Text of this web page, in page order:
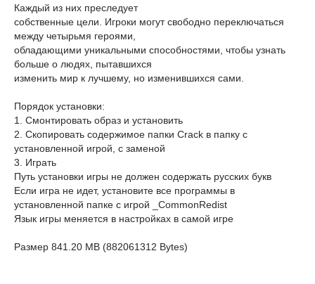
Каждый из них преследует
собственные цели. Игроки могут свободно переключаться
между четырьмя героями,
обладающими уникальными способностями, чтобы узнать
больше о людях, пытавшихся
изменить мир к лучшему, но изменившихся сами.
Порядок установки:
1. Смонтировать образ и установить
2. Скопировать содержимое папки Crack в папку с
установленной игрой, с заменой
3. Играть
Путь установки игры не должен содержать русских букв
Если игра не идет, установите все программы в
установленной папке с игрой _CommonRedist
Язык игры меняется в настройках в самой игре
Размер 841.20 MB (882061312 Bytes)